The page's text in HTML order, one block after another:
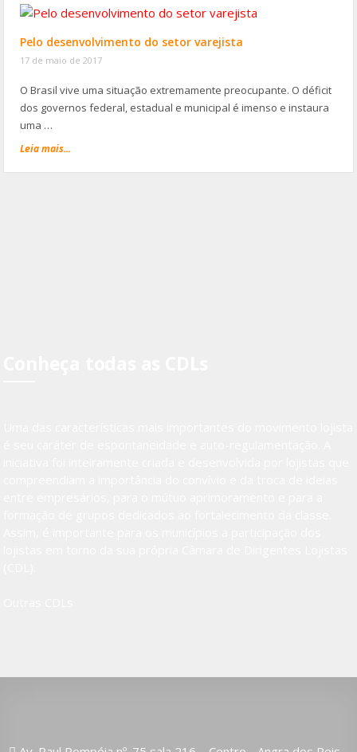
Pelo desenvolvimento do setor varejista
17 de maio de 2017
O Brasil vive uma situação extremamente preocupante. O déficit
dos governos federal, estadual e municipal é imenso e instaura
uma …
Leia mais...